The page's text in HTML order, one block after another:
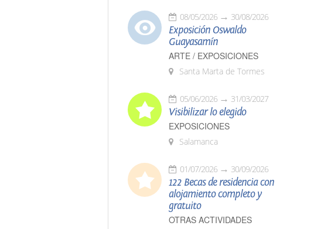
08/05/2026 30/08/2026
Exposición Oswaldo
Guayasamín
ARTE / EXPOSICIONES
Santa Marta de Tormes
05/06/2026 31/03/2027
Visibilizar lo elegido
EXPOSICIONES
Salamanca
01/07/2026 30/09/2026
122 Becas de residencia con
alojamiento completo y
gratuito
OTRAS ACTIVIDADES